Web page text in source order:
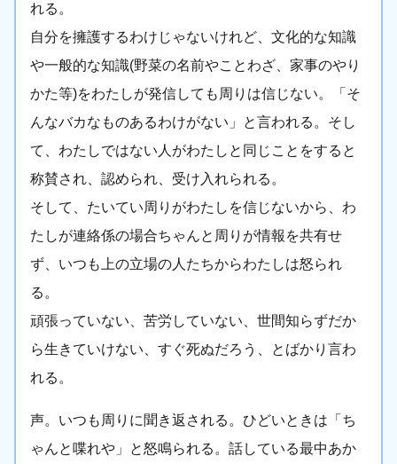
れる。
自分を擁護するわけじゃないけれど、文化的な知識
や一般的な知識(野菜の名前やことわざ、家事のやり
かた等)をわたしが発信しても周りは信じない。「そ
んなバカなものあるわけがない」と言われる。そし
て、わたしではない人がわたしと同じことをすると
称賛され、認められ、受け入れられる。
そして、たいてい周りがわたしを信じないから、わ
たしが連絡係の場合ちゃんと周りが情報を共有せ
ず、いつも上の立場の人たちからわたしは怒られ
る。
頑張っていない、苦労していない、世間知らずだか
ら生きていけない、すぐ死ぬだろう、とばかり言わ
れる。
声。いつも周りに聞き返される。ひどいときは「ち
ゃんと喋れや」と怒鳴られる。話している最中あか